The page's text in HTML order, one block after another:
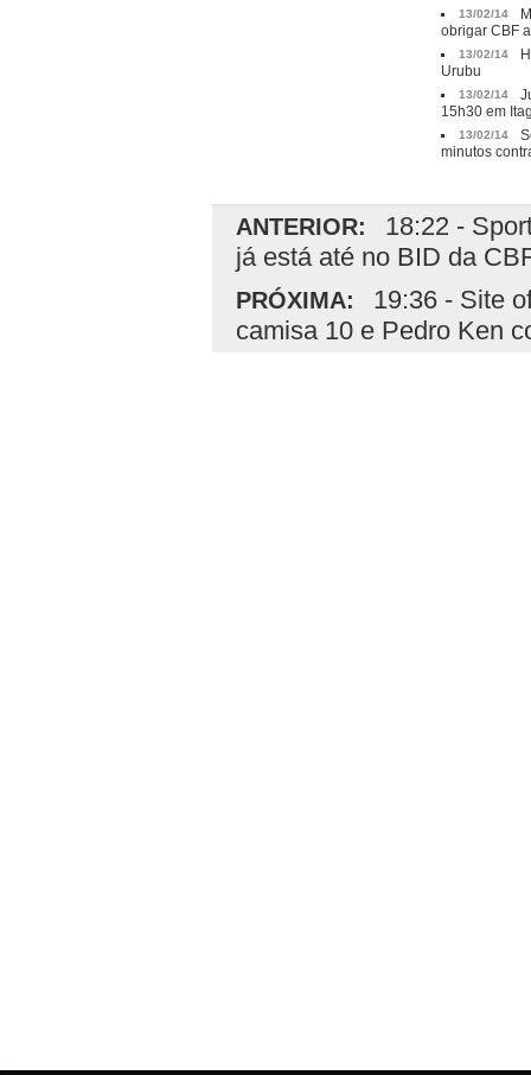
13/02/14
obrigar CBF
13/02/14
Urubu
13/02/14
15h30 em
13/02/14
minutos
ANTERIOR:
18:22 -
já está até no BID da
PRÓXIMA:
19:36 - Site
camisa 10 e Pedro Ken